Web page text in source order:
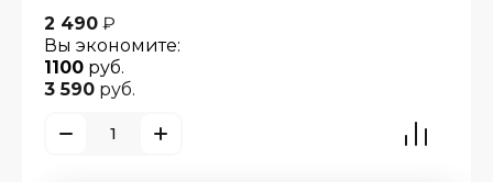
2 490 ₽
Вы экономите:
1100 руб.
3 590 руб.